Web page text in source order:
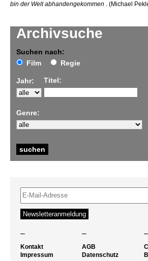
Archivsuche
Suchen nach:
Film
Regie
Jahr: Titel:
Genre:
bin der Welt abhandengekommen . (Michael
– – –
Kontakt
Impressum
AGB
Datenschutz